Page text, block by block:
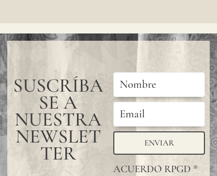
SUSCRÍBA
SE A
NUESTRA
NEWSLET
TER ENVIAR
ACUERDO RPGD *